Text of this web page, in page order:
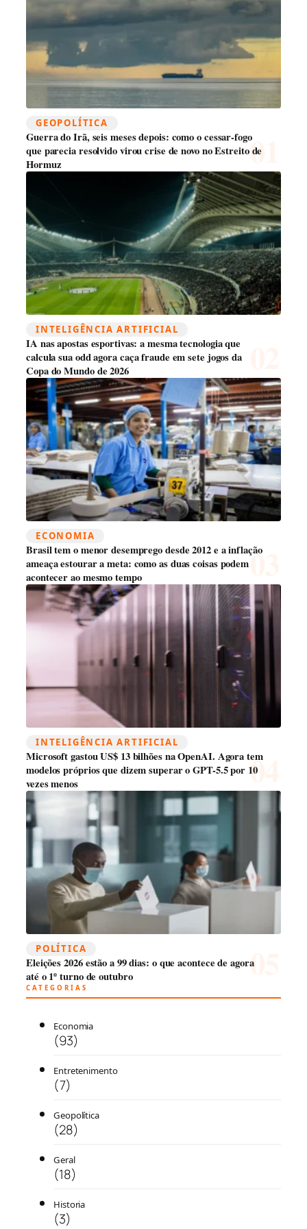
GEOPOLÍTICA
Guerra do Irã, seis meses depois: como o cessar-fogo
que parecia resolvido virou crise de novo no Estreito de
Hormuz
INTELIGÊNCIA ARTIFICIAL
IA nas apostas esportivas: a mesma tecnologia que
calcula sua odd agora caça fraude em sete jogos da
Copa do Mundo de 2026
ECONOMIA
Brasil tem o menor desemprego desde 2012 e a inflação
ameaça estourar a meta: como as duas coisas podem
acontecer ao mesmo tempo
INTELIGÊNCIA ARTIFICIAL
Microsoft gastou US$ 13 bilhões na OpenAI. Agora tem
modelos próprios que dizem superar o GPT-5.5 por 10
vezes menos
POLÍTICA
Eleições 2026 estão a 99 dias: o que acontece de agora
até o 1º turno de outubro
CATEGORIAS
Economia
(93)
Entretenimento
(7)
Geopolítica
(28)
Geral
(18)
Historia
(3)